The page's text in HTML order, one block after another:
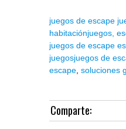
juegos de escape
habitaciónjuegos,
juegos de escape
juegosjuegos de
escape, soluciones
Comparte: